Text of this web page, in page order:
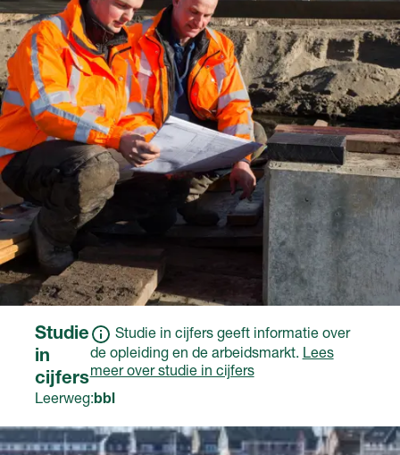
met het erkende
leerbedrijf en krijg je
salaris.
op basis van een
ministeriële regeling.
Studie
in
cijfers
Studie in cijfers geeft informatie over
de opleiding en de arbeidsmarkt. Lees
meer over studie in cijfers
Leerweg: bbl